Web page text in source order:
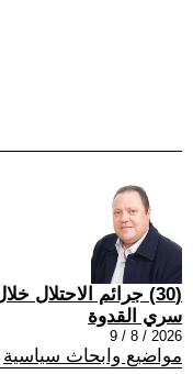
(30) جرائم الاحتلال خلال حرب الإبادة
سري القدوة
2026 / 8 / 9
مواضيع وابحاث سياسية